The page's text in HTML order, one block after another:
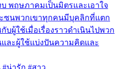
พฤษภาคมเป็นมิตรและเอาใจ
ซนพวกเขาทุกคนมีบุคลิกที่แตก
ผู้ใช้เมื่อเรื่องราวดำเนินไปพวก
ละผู้ใช้แบ่งปันความคิดและ
#น่ารัก #สาว